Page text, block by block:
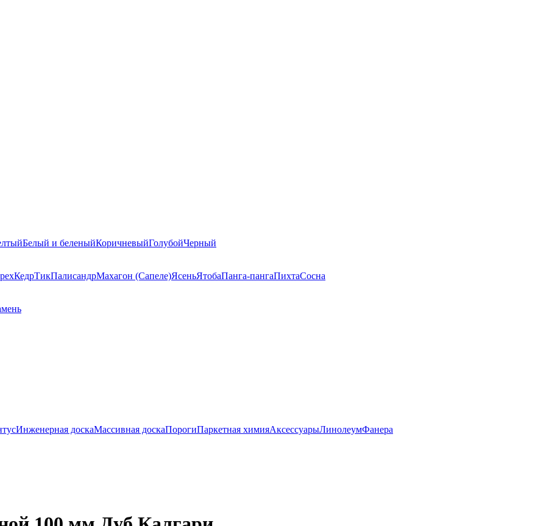
Белый и беленыйКоричневыйГолубойЧерный
КедрТикПалисандрМахагон (Сапеле)ЯсеньЯтобаПанга-пангаПихтаСосна
Инженерная доскаМассивная доскаПорогиПаркетная химияАксессуарыЛинолеумФанера